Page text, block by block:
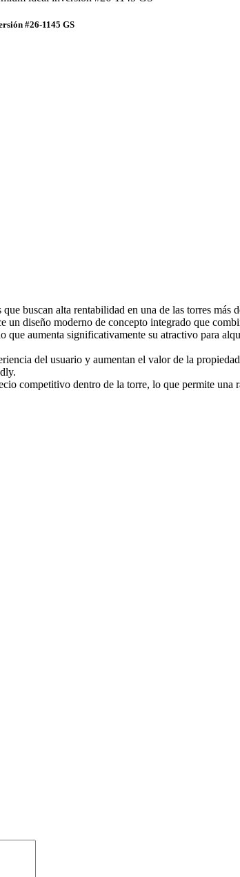
#26-1145 GS
buscan alta rentabilidad en una de las torres más
un diseño moderno de concepto integrado que
aumenta significativamente su atractivo para
del usuario y aumentan el valor de la
competitivo dentro de la torre, lo que permite